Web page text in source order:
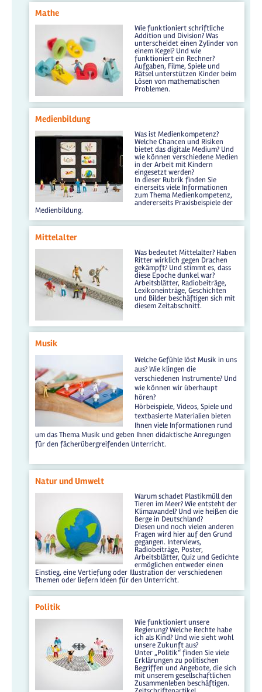
Mathe
Wie funktioniert schriftliche
Addition und Division? Was
unterscheidet einen Zylinder von
einem Kegel? Und wie
funktioniert ein Rechner?
Aufgaben, Filme, Spiele und
Rätsel unterstützen Kinder beim
Lösen von mathematischen
Problemen.
Medienbildung
Was ist Medienkompetenz?
Welche Chancen und Risiken
bietet das digitale Medium? Und
wie können verschiedene Medien
in der Arbeit mit Kindern
eingesetzt werden?
In dieser Rubrik finden Sie
einerseits viele Informationen
zum Thema Medienkompetenz,
andererseits Praxisbeispiele der
Medienbildung.
Mittelalter
Was bedeutet Mittelalter? Haben
Ritter wirklich gegen Drachen
gekämpft? Und stimmt es, dass
diese Epoche dunkel war?
Arbeitsblätter, Radiobeiträge,
Lexikoneinträge, Geschichten
und Bilder beschäftigen sich mit
diesem Zeitabschnitt.
Musik
Welche Gefühle löst Musik in uns
aus? Wie klingen die
verschiedenen Instrumente? Und
wie können wir überhaupt
hören?
Hörbeispiele, Videos, Spiele und
textbasierte Materialien bieten
Ihnen viele Informationen rund
um das Thema Musik und geben Ihnen didaktische Anregungen
für den fächerübergreifenden Unterricht.
Natur und Umwelt
Warum schadet Plastikmüll den
Tieren im Meer? Wie entsteht der
Klimawandel? Und wie heißen die
Berge in Deutschland?
Diesen und noch vielen anderen
Fragen wird hier auf den Grund
gegangen. Interviews,
Radiobeiträge, Poster,
Arbeitsblätter, Quiz und Gedichte
ermöglichen entweder einen
Einstieg, eine Vertiefung oder Illustration der verschiedenen
Themen oder liefern Ideen für den Unterricht.
Politik
Wie funktioniert unsere
Regierung? Welche Rechte habe
ich als Kind? Und wie sieht wohl
unsere Zukunft aus?
Unter „Politik“ finden Sie viele
Erklärungen zu politischen
Begriffen und Angebote, die sich
mit unserem gesellschaftlichen
Zusammenleben beschäftigen.